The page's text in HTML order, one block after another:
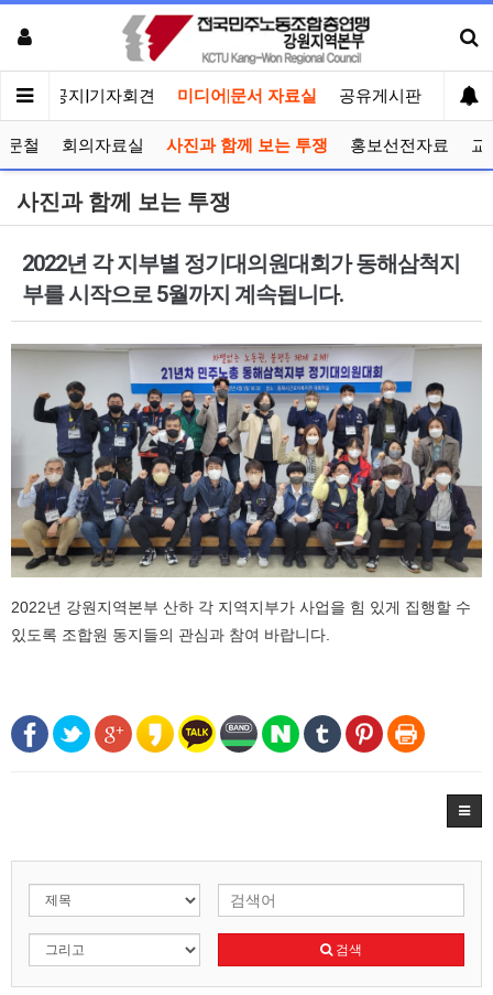
인 공지|기자회견 미디어|문서 자료실 공유게시판 선거
문철 회의자료실 사진과 함께 보는 투쟁 홍보선전자료 교
사진과 함께 보는 투쟁
2022년 각 지부별 정기대의원대회가 동해삼척지
부를 시작으로 5월까지 계속됩니다.
2022년 강원지역본부 산하 각 지역지부가 사업을 힘 있게 집행할 수
있도록 조합원 동지들의 관심과 참여 바랍니다.
검색